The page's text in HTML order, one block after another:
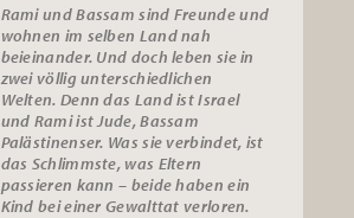
Rami und Bassam sind Freunde und
wohnen im selben Land nah
beieinander. Und doch leben sie in
zwei völlig unterschiedlichen
Welten. Denn das Land ist Israel
und Rami ist Jude, Bassam
Palästinenser. Was sie verbindet, ist
das Schlimmste, was Eltern
passieren kann – beide haben ein
Kind bei einer Gewalttat verloren.